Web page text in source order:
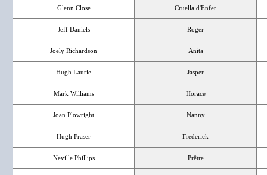
Glenn Close Cruella d'Enfer
Jeff Daniels Roger
Joely Richardson Anita
Hugh Laurie Jasper
Mark Williams Horace
Joan Plowright Nanny
Hugh Fraser Frederick
Neville Phillips Prêtre